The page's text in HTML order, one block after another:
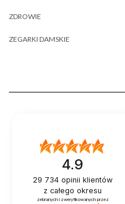
ZDROWIE
ZEGARKI DAMSKIE
4.9
29 734 opinii klientów
z całego okresu
zebranych i zweryfikowanych przez